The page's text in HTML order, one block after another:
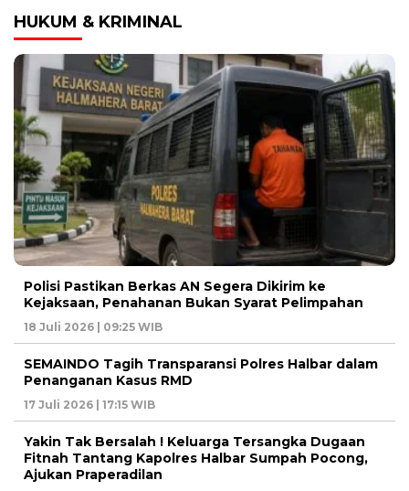
HUKUM & KRIMINAL
Polisi Pastikan Berkas AN Segera Dikirim ke
Kejaksaan, Penahanan Bukan Syarat Pelimpahan
18 Juli 2026 | 09:25 WIB
SEMAINDO Tagih Transparansi Polres Halbar dalam
Penanganan Kasus RMD
17 Juli 2026 | 17:15 WIB
Yakin Tak Bersalah ! Keluarga Tersangka Dugaan
Fitnah Tantang Kapolres Halbar Sumpah Pocong,
Ajukan Praperadilan